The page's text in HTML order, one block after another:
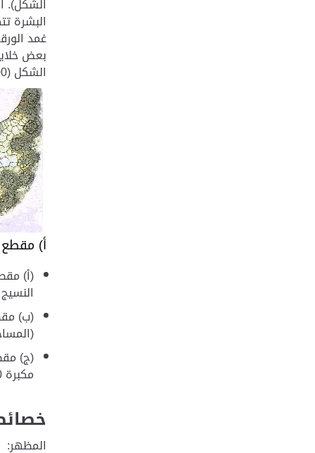
الشكل).
البشرة
غمد
بعض
الشكل (Elsheikh et al. 2000).
أ)
(أ)
(ب)
(ج)
مكبرة 100 مرة).